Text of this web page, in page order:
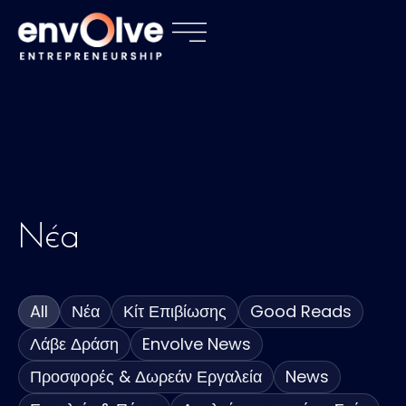
Νέα
All Νέα Κίτ Επιβίωσης
Good Reads
Λάβε Δράση
Envolve News
Προσφορές & Δωρεάν Εργαλεία
News